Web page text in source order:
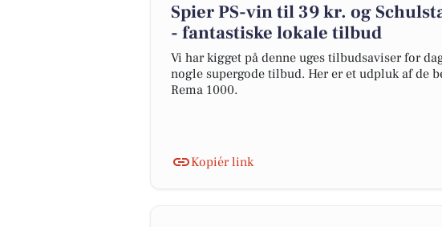
Spier PS-vin til 39 kr. og
- fantastiske lokale tilbud
Vi har kigget på denne uges tilbudsaviser for
nogle supergode tilbud. Her er et udpluk af de
Rema 1000.
Kopiér link